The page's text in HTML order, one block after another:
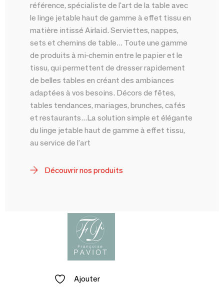
référence, spécialiste de l'art de la table avec
le linge jetable haut de gamme à effet tissu en
matière intissé Airlaid. Serviettes, nappes,
sets et chemins de table... Toute une gamme
de produits à mi-chemin entre le papier et le
tissu, qui permettent de dresser rapidement
de belles tables en créant des ambiances
adaptées à vos besoins. Décors de fêtes,
tables tendances, mariages, brunches, cafés
et restaurants...La solution simple et élégante
du linge jetable haut de gamme à effet tissu,
au service de l’art
Découvrir nos produits
Ajouter